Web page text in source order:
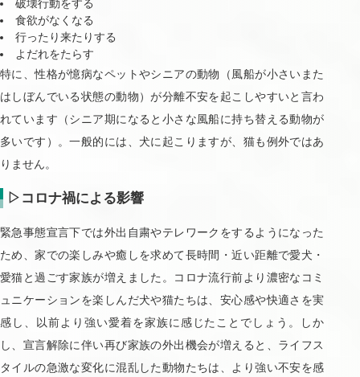
破壊行動をする
食欲がなくなる
行ったり来たりする
よだれをたらす
特に、性格が憶病なペットやシニアの動物（風船が小さいまた
はしぼんでいる状態の動物）が分離不安を起こしやすいと言わ
れています（シニア期になると小さな風船に持ち替える動物が
多いです）。一般的には、犬に起こりますが、猫も例外ではあ
りません。
▷コロナ禍による影響
緊急事態宣言下では外出自粛やテレワークをするようになった
ため、家での楽しみや癒しを求めて長時間・近い距離で愛犬・
愛猫と過ごす家族が増えました。コロナ流行前より濃密なコミ
ュニケーションを楽しんだ犬や猫たちは、安心感や快適さを実
感し、以前より強い愛着を家族に感じたことでしょう。しか
し、宣言解除に伴い再び家族の外出機会が増えると、ライフス
タイルの急激な変化に混乱した動物たちは、より強い不安を感